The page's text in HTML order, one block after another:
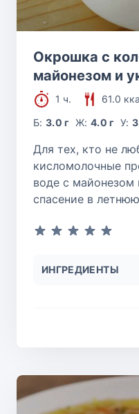
Окрошка с
майонезом и
1 ч.
61.0
Б:3.0 г Ж: 4.0 г У:
Для тех, кто не
кисломолочные
воде с майонезом
спасение в
ИНГРЕДИЕНТЫ